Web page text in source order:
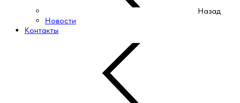
Назад
Новости
Контакты